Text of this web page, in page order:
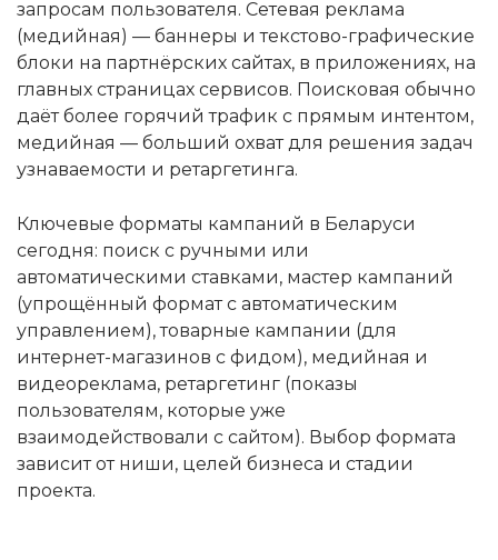
запросам пользователя. Сетевая реклама
(медийная) — баннеры и текстово-графические
блоки на партнёрских сайтах, в приложениях, на
главных страницах сервисов. Поисковая обычно
даёт более горячий трафик с прямым интентом,
медийная — больший охват для решения задач
узнаваемости и ретаргетинга.
Ключевые форматы кампаний в Беларуси
сегодня: поиск с ручными или
автоматическими ставками, мастер кампаний
(упрощённый формат с автоматическим
управлением), товарные кампании (для
интернет-магазинов с фидом), медийная и
видеореклама, ретаргетинг (показы
пользователям, которые уже
взаимодействовали с сайтом). Выбор формата
зависит от ниши, целей бизнеса и стадии
проекта.